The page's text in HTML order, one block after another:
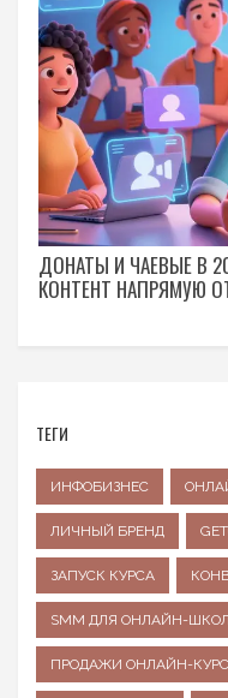
ДОНАТЫ И ЧАЕВЫЕ В
КОНТЕНТ НАПРЯМУЮ
ТЕГИ
ИНФОБИЗНЕС
ЛИЧНЫЙ БРЕНД
ЗАПУСК КУРСА
SMM ДЛЯ ОНЛАЙН-ШКОЛ
ПРОДАЖИ ОНЛАЙН-